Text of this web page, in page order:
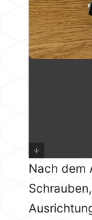
Nach dem